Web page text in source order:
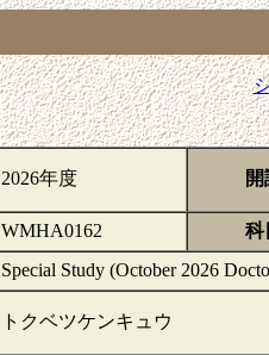
2026年度
WMHA0162
科
Special Study (October 2026
トクベツケンキュウ